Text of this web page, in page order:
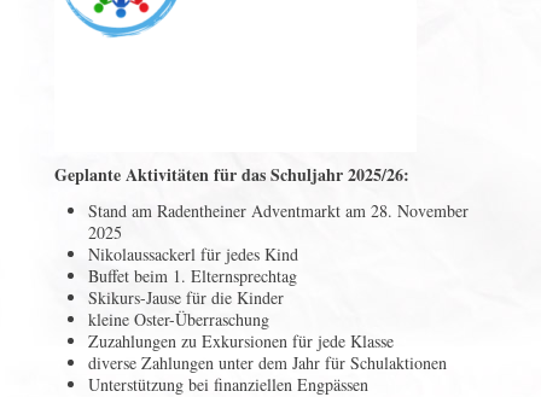
Geplante Aktivitäten für das Schuljahr 2025/26:
Stand am Radentheiner Adventmarkt am 28. November
2025
Nikolaussackerl für jedes Kind
Buffet beim 1. Elternsprechtag
Skikurs-Jause für die Kinder
kleine Oster-Überraschung
Zuzahlungen zu Exkursionen für jede Klasse
diverse Zahlungen unter dem Jahr für Schulaktionen
Unterstützung bei finanziellen Engpässen